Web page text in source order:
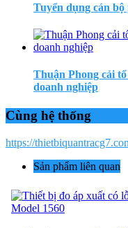
Tuyển dụng cán
Thuận Phong cải
doanh nghiệp
Cùng hệ thống
https://
Sản phẩm liên quan